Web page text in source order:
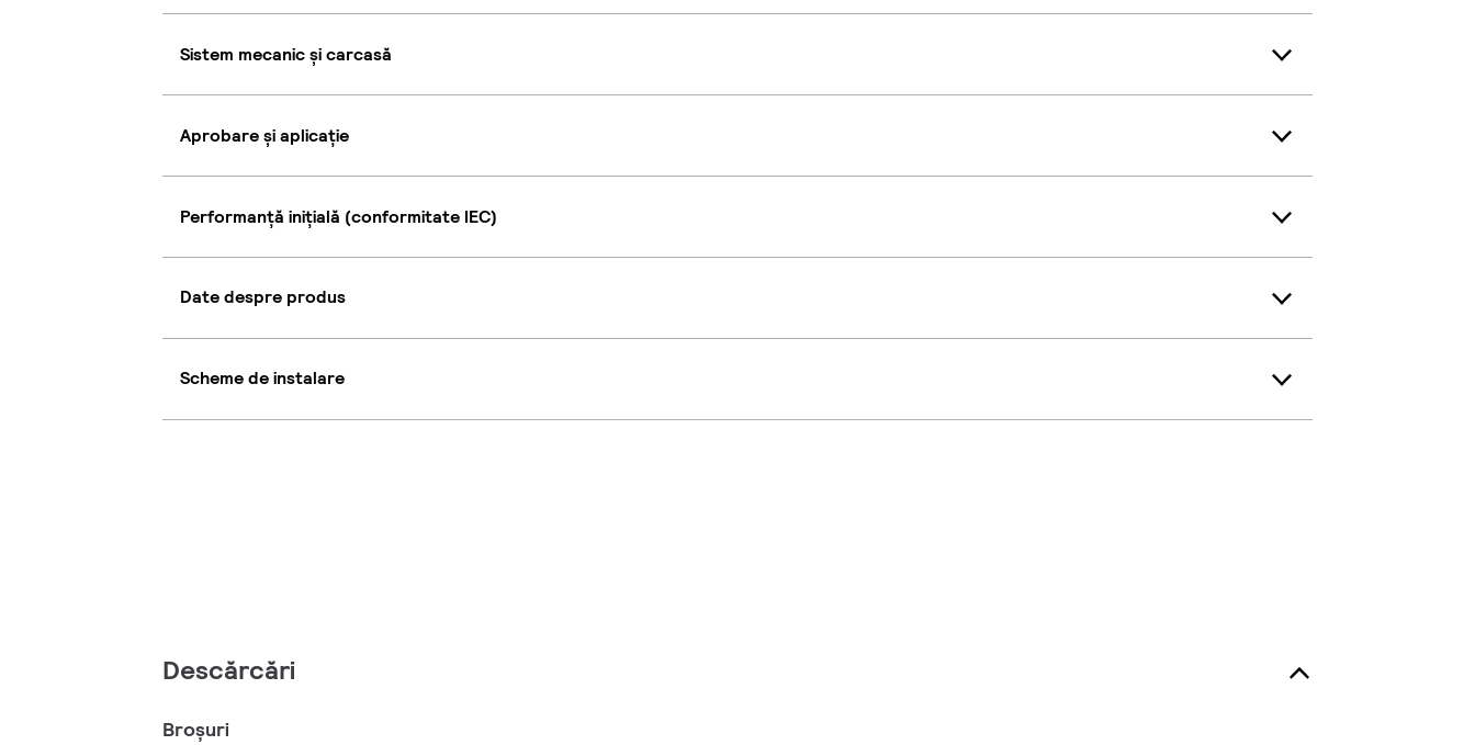
Sistem mecanic și carcasă
Aprobare și aplicație
Performanță inițială (conformitate IEC)
Date despre produs
Scheme de instalare
Descărcări
Broșuri